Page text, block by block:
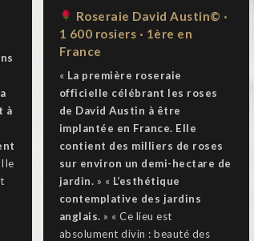
à
Roseraie David Austin© ·
1 600 rosiers · 1ère en
France
« La première roseraie
officielle célébrant les roses
de David Austin à être
implantée en France. Elle
contient des milliers de roses
sur environ un demi-hectare de
jardin. » « L’esthétique
contemplative des jardins
anglais. » « Ce lieu est
absolument divin : beauté des